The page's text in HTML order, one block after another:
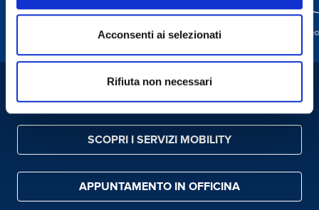
Acconsenti ai selezionati
Rifiuta non necessari
Scopri dove siamo Guarda il
SCOPRI I SERVIZI MOBILITY
APPUNTAMENTO IN OFFICINA